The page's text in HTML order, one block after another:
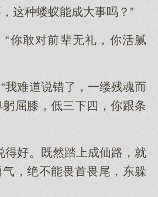
这种蝼蚁能成大事吗？”
“你敢对前辈无礼，你活腻
我难道说错了，一缕残魂而
屈膝，低三下四，你跟条
得好。既然踏上成仙路，就
，绝不能畏首畏尾，东躲